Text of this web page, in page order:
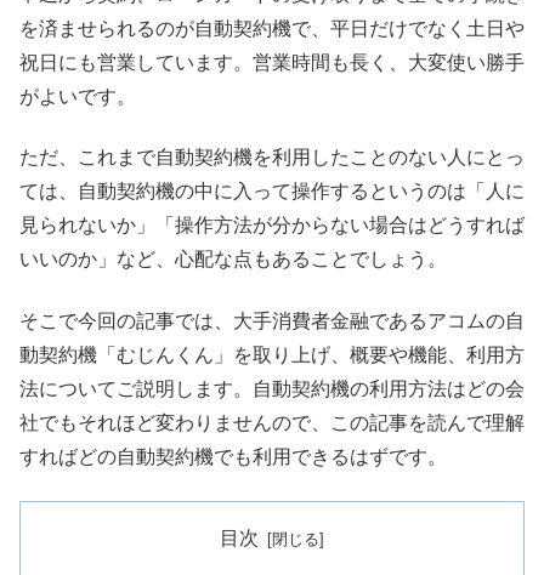
を済ませられるのが自動契約機で、平日だけでなく 土日や
祝日にも営業しています。営業時間も長く、大変使い勝手
がよいです。
ただ、これまで自動契約機を利用したことのない人にとっ
ては、自動契約機の中に入って操作するというのは 「人に
見られないか」「操作方法が分からない場合はどうすれば
いいのか」 など、心配な点もあることでしょう。
そこで今回の記事では、大手消費者金融であるアコムの自
動契約機「むじんくん」を取り上げ、概要や機能、利用方
法についてご説明します。自動契約機の利用方法はどの会
社でもそれほど変わりませんので、この記事を読んで理解
すればどの自動契約機でも利用できるはずです。
目次